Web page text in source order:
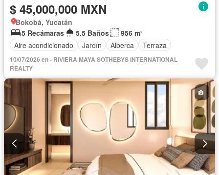
$ 45,000,000 MXN
Bokobá, Yucatán
5 Recámaras
5.5 Baños
956 m²
Aire acondicionado
Jardín Alberca Terraza
10/07/2026 en - RIVIERA MAYA SOTHEBYS INTERNATIONAL
REALTY